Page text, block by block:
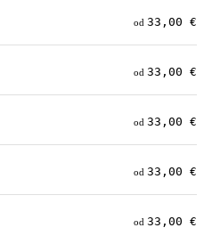
od 33,00 €
od 33,00 €
od 33,00 €
od 33,00 €
od 33,00 €